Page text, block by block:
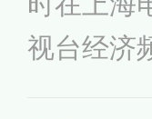
视台经济